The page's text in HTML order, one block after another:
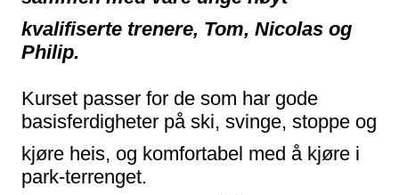
kvalifiserte trenere, Tom, Nicolas og
Philip.
Kurset passer for de som har gode
basisferdigheter på ski, svinge, stoppe og
kjøre heis, og komfortabel med å kjøre i
park-terrenget.